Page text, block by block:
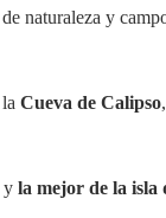
naturaleza y
Cueva de Calipso
y la mejor de la isla